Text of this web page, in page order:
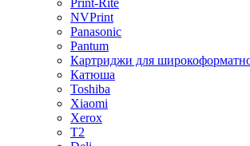
Print-Rite
NVPrint
Panasonic
Pantum
Картриджи для
Катюша
Toshiba
Xiaomi
Xerox
T2